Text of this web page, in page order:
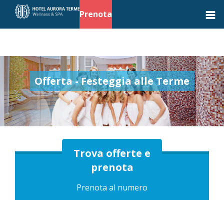
Prenota
Offerta - Festeggia alle Terme
Trova offerte e
prenota
Prenota al numero